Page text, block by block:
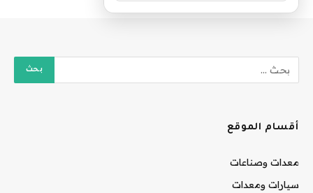
أقسام الموقع
معدات وصناعات
سيارات ومعدات